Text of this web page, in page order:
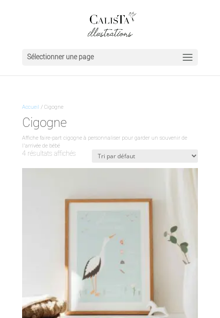
Sélectionner une page
Accueil / Cigogne
Cigogne
Affiche faire-part cigogne à personnaliser pour garder un souvenir de
l’arrivée de bébé
4 résultats affichés